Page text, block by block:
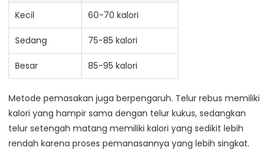
Kecil 60-70 kalori
Sedang 75-85 kalori
Besar 85-95 kalori
Metode pemasakan juga berpengaruh. Telur rebus memiliki
kalori yang hampir sama dengan telur kukus, sedangkan
telur setengah matang memiliki kalori yang sedikit lebih
rendah karena proses pemanasannya yang lebih singkat.